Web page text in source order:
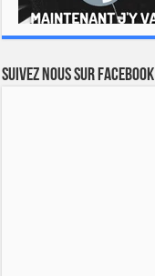
Suivez nous sur Facebook